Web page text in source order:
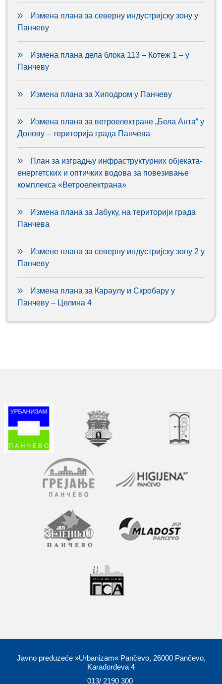
Измена плана за северну индустријску зону у
Панчеву
Измена плана дела блока 113 – Котеж 1 – у
Панчеву
Измена плана за Хиподром у Панчеву
Измена плана за ветроелектране „Бела Анта“ у
Долову – територија града Панчева
План за изградњу инфраструктурних објеката-
енергетских и оптичких водова за повезивање
комплекса «Ветроелектрана»
Измена плана за Јабуку, на територији града
Панчева
Измене плана за северну индустријску зону 2 у
Панчеву
Измена плана за Караулу и Скробару у
Панчеву – Целина 4
Javno preduzeće »Urbanizam« Pančevo, 26000 Pančevo,
Karađorđeva 4
013/ 2190 300